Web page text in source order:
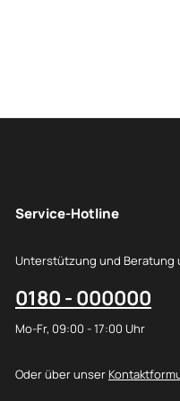
Service-Hotline
Unterstützung und Beratung
0180 - 000000
Mo-Fr, 09:00 - 17:00 Uhr
Oder über unser